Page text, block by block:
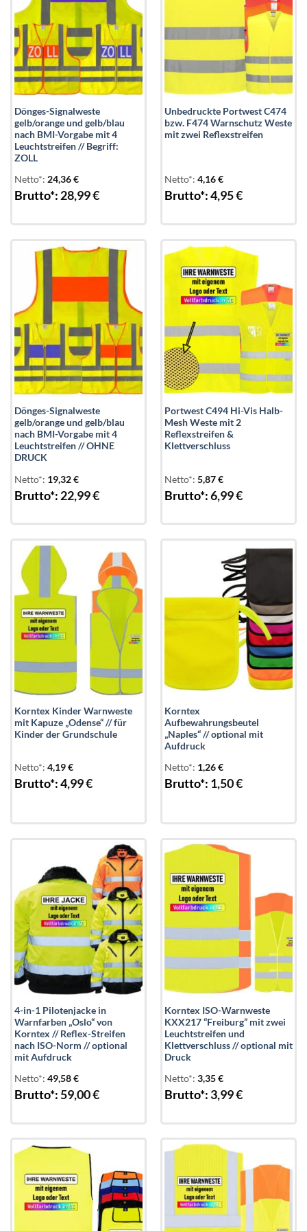
Dönges-Signalweste
gelb/orange und gelb/blau
nach BMI-Vorgabe mit 4
Leuchtstreifen // Begriff:
ZOLL
Netto*: 24,36€
Brutto*:28,99€
Unbedruckte Portwest C474
bzw. F474 Warnschutz Weste
mit zwei Reflexstreifen
Netto*: 4,16€
Brutto*:4,95€
Add to
wishlist
Dönges-Signalweste
gelb/orange und gelb/blau
nach BMI-Vorgabe mit 4
Leuchtstreifen // OHNE
DRUCK
Netto*: 19,32€
Brutto*: 22,99€
Portwest C494 Hi-Vis Halb-
Mesh Weste mit 2
Reflexstreifen &
Klettverschluss
Netto*: 5,87€
Brutto*:6,99€
wishlist
Korntex Kinder Warnweste
mit Kapuze „Odense“ // für
Kinder der Grundschule
Netto*: 4,19€
Brutto*:4,99€
Add to
Korntex
Aufbewahrungsbeutel
„Naples“ // optional mit
Aufdruck
Netto*: 1,26€
Brutto*: 1,50€
Add to
wishlist
4-in-1 Pilotenjacke in
Warnfarben „Oslo“ von
Korntex // Reflex-Streifen
nach ISO-Norm // optional
mit Aufdruck
Netto*: 49,58€
Brutto*:59,00€
Korntex ISO-Warnweste
KXX217 “Freiburg” mit zwei
Leuchtstreifen und
Klettverschluss // optional mit
Druck
Netto*: 3,35€
Brutto*: 3,99€